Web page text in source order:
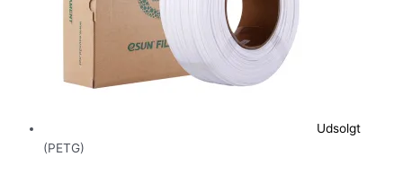
Udsolgt
(PETG)